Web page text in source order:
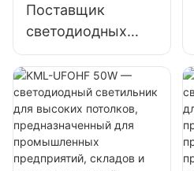
склады.
Поставщик
светодиодных
светильников
KML-HB52
мощностью 100
Вт для высоких
пролетов,
предназначенных